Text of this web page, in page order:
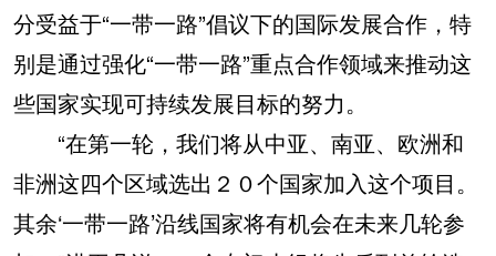
分受益于“一带一路”倡议下的国际发展合作，特
别是通过强化“一带一路”重点合作领域来推动这
些国家实现可持续发展目标的努力。
“在第一轮，我们将从中亚、南亚、欧洲和
非洲这四个区域选出２０个国家加入这个项目。
其余‘一带一路’沿线国家将有机会在未来几轮参